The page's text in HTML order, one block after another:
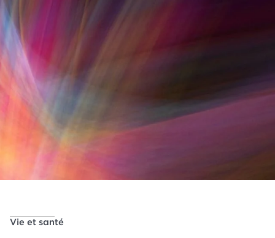
Vie et santé